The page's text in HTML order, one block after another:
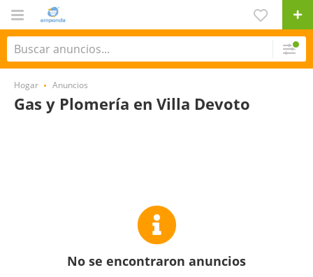
Hogar Anuncios
Gas y Plomería en Villa Devoto
No se encontraron anuncios